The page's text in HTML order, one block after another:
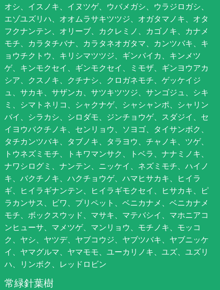
オシ、イスノキ、イヌツゲ、ウバメガシ、ウラジロガシ、
エゾユズリハ、オオムラサキツツジ、オガタマノキ、オタ
フクナンテン、オリーブ、カクレミノ、カゴノキ、カナメ
モチ、カラタチバナ、カラタネオガタマ、カンツバキ、キ
ョウチクトウ、キリシマツツジ、ギンバイカ、キンメツ
ゲ、キンモクセイ、ギンモクセイ、ミモザ、ギンヨウアカ
シア、クスノキ、クチナシ、クロガネモチ、ゲッケイジ
ュ、サカキ、サザンカ、サツキツツジ、サンゴジュ、シキ
ミ、シマトネリコ、シャクナゲ、シャシャンポ、シャリン
バイ、シラカシ、シロダモ、ジンチョウゲ、スダジイ、セ
イヨウバクチノキ、センリョウ、ソヨゴ、タイサンボク、
タチカンツバキ、タブノキ、タラヨウ、チャノキ、ツゲ、
トウネズミモチ、トキワマンサク、トベラ、ナナミノキ、
ナワシログミ、ナンテン、ニッケイ、ネズミモチ、ハイノ
キ、バクチノキ、ハクチョウゲ、ハマヒサカキ、ヒイラ
ギ、ヒイラギナンテン、ヒイラギモクセイ、ヒサカキ、ピ
ラカンサス、ビワ、プリペット、ベニカナメ、ベニカナメ
モチ、ボックスウッド、マサキ、マテバシイ、マホニアコ
ンヒューサ、マメツゲ、マンリョウ、モチノキ、モッコ
ク、ヤシ、ヤツデ、ヤブコウジ、ヤブツバキ、ヤブニッケ
イ、ヤマグルマ、ヤマモモ、ユーカリノキ、ユズ、ユズリ
ハ、リンボク、レッドロビン
常緑針葉樹